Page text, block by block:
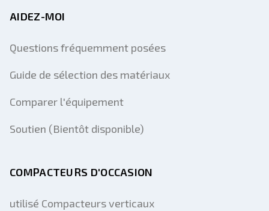
AIDEZ-MOI
Questions fréquemment posées
Guide de sélection des matériaux
Comparer l'équipement
Soutien (Bientôt disponible)
COMPACTEURS D'OCCASION
utilisé Compacteurs verticaux